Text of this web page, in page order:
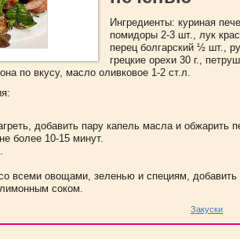
Ингредиенты: куриная
помидоры 2-3 шт., лук
перец болгарский ½ шт.,
грецкие орехи 30 г.,
по вкусу, масло оливковое 1-2 ст.л.
добавить пару капель масла и обжарить
более 10-15 минут.
всеми овощами, зеленью и специям, добавить
соком.
Закуски